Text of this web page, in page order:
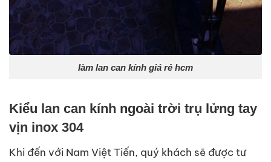
làm lan can kính giá rẻ hcm
Kiểu lan can kính ngoài trời trụ lửng tay
vịn inox 304
Khi đến với Nam Việt Tiến, quý khách sẽ được tư